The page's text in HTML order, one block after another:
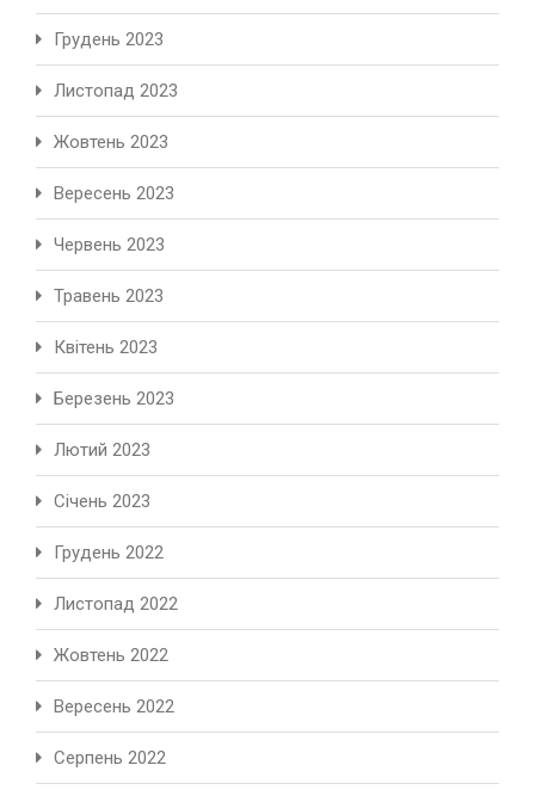
Грудень 2023
Листопад 2023
Жовтень 2023
Вересень 2023
Червень 2023
Травень 2023
Квітень 2023
Березень 2023
Лютий 2023
Січень 2023
Грудень 2022
Листопад 2022
Жовтень 2022
Вересень 2022
Серпень 2022